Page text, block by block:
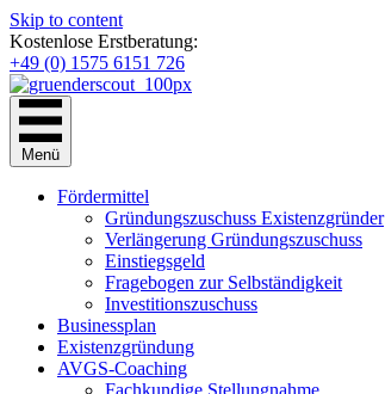
Skip to content
Kostenlose Erstberatung:
+49 (0) 1575 6151 726
Menü
Fördermittel
Gründungszuschuss Existenzgründer
Verlängerung Gründungszuschuss
Einstiegsgeld
Fragebogen zur Selbständigkeit
Investitionszuschuss
Businessplan
Existenzgründung
AVGS-Coaching
Fachkundige Stellungnahme